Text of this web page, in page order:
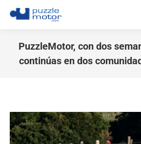
PuzzleMotor, con dos
continúas en dos